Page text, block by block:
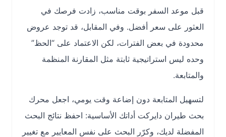
قبل موعد السفر بوقت مناسب، زادت فرصك في
العثور على سعر أفضل. وفي المقابل، قد توجد عروض
محدودة في بعض الفترات، لكن الاعتماد على “الحظ”
وحده ليس استراتيجية ثابتة مثل المقارنة المنظمة
والمتابعة.
لتسهيل المتابعة دون إضاعة وقت يومي، اجعل محرك
بحث طيران دايركت أداتك الأساسية: احفظ نتائج البحث
المفضلة لديك، وكرّر البحث على نفس المعايير مع تغيير